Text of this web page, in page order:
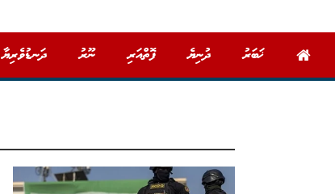
ޚަބަރު ދުނިޔެ ފޮތްއަރި ނޫރު ދަނޑުވެރިޔާ